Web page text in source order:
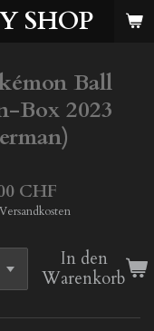
SHOP
Ball
Box 2023
CHF
In den
Warenkorb